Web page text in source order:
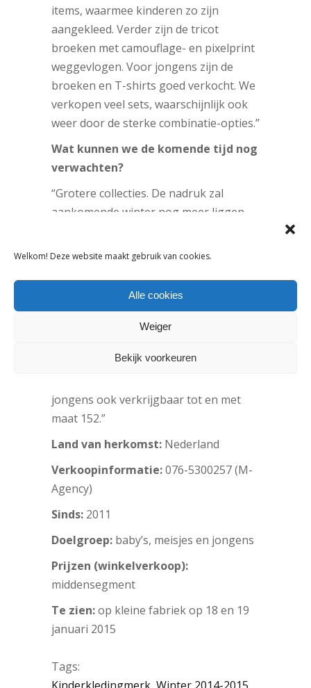
Welkom! Deze website maakt gebruik van cookies.
Alle cookies
Weiger
Bekijk voorkeuren
items, waarmee kinderen zo zijn
aangekleed. Verder zijn de tricot
broeken met camouflage- en pixelprint
weggevlogen. Voor jongens zijn de
broeken en T-shirts goed verkocht. We
verkopen veel sets, waarschijnlijk ook
weer door de sterke combinatie-opties.”
Wat kunnen we de komende tijd nog
verwachten?
“Grotere collecties. De nadruk zal
aankomende winter nog meer liggen
materialen en materiaalmixen. Hierdoor
de jongenscollectie wordt groter en
en maten. We zijn gestart tot en met
jongens ook verkrijgbaar tot en met
maat 152.”
Land van herkomst: Nederland
Verkoopinformatie:076-5300257 (M-
Agency)
Sinds: 2011
Doelgroep: baby’s, meisjes en jongens
Prijzen (winkelverkoop):
middensegment
Te zien:op kleine fabriek op 18 en 19
januari 2015
Tags: